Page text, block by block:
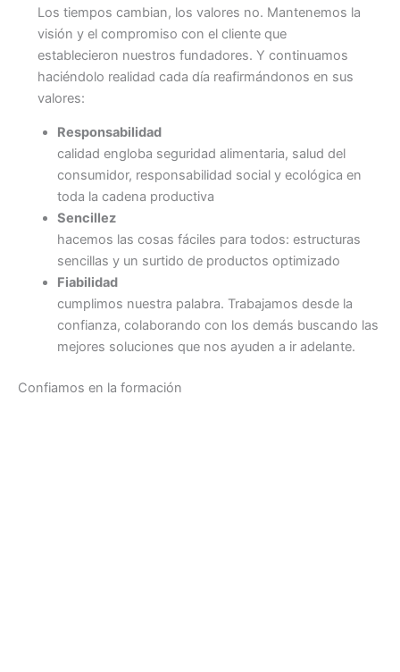
Los tiempos cambian, los valores no. Mantenemos la
visión y el compromiso con el cliente que
establecieron nuestros fundadores. Y continuamos
haciéndolo realidad cada día reafirmándonos en sus
valores:
Responsabilidad
calidad engloba seguridad alimentaria, salud del
consumidor, responsabilidad social y ecológica en
toda la cadena productiva
Sencillez
hacemos las cosas fáciles para todos: estructuras
sencillas y un surtido de productos optimizado
Fiabilidad
cumplimos nuestra palabra. Trabajamos desde la
confianza, colaborando con los demás buscando las
mejores soluciones que nos ayuden a ir adelante.
Confiamos en la formación